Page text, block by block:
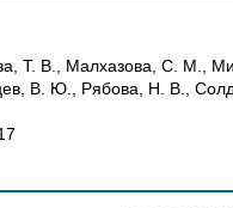
Т. В., Малхазова, С. М.,
В. Ю., Рябова, Н. В.,